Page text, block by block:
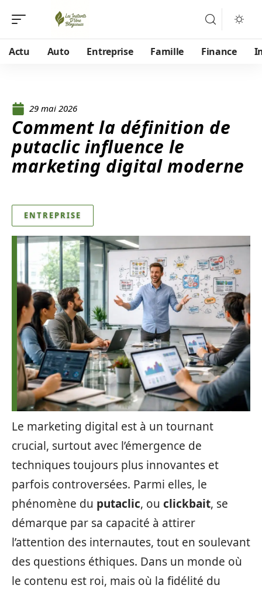
Actu Auto Entreprise Famille Finance
29 mai 2026
Comment la définition de
putaclic influence le
marketing digital moderne
ENTREPRISE
Le marketing digital est à un tournant
crucial, surtout avec l’émergence de
techniques toujours plus innovantes et
parfois controversées. Parmi elles, le
phénomène du putaclic, ou clickbait, se
démarque par sa capacité à attirer
l’attention des internautes, tout en soulevant
des questions éthiques. Dans un monde où
le contenu est roi, mais où la fidélité du